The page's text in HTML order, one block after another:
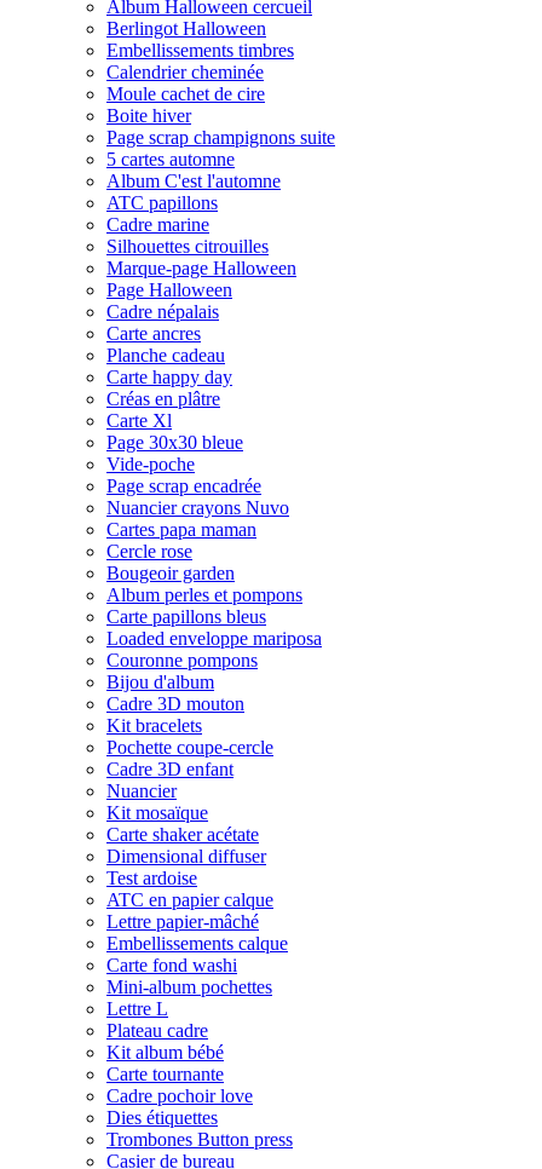
Album Halloween cercueil
Berlingot Halloween
Embellissements timbres
Calendrier cheminée
Moule cachet de cire
Boite hiver
Page scrap champignons suite
5 cartes automne
Album C'est l'automne
ATC papillons
Cadre marine
Silhouettes citrouilles
Marque-page Halloween
Page Halloween
Cadre népalais
Carte ancres
Planche cadeau
Carte happy day
Créas en plâtre
Carte Xl
Page 30x30 bleue
Vide-poche
Page scrap encadrée
Nuancier crayons Nuvo
Cartes papa maman
Cercle rose
Bougeoir garden
Album perles et pompons
Carte papillons bleus
Loaded enveloppe mariposa
Couronne pompons
Bijou d'album
Cadre 3D mouton
Kit bracelets
Pochette coupe-cercle
Cadre 3D enfant
Nuancier
Kit mosaïque
Carte shaker acétate
Dimensional diffuser
Test ardoise
ATC en papier calque
Lettre papier-mâché
Embellissements calque
Carte fond washi
Mini-album pochettes
Lettre L
Plateau cadre
Kit album bébé
Carte tournante
Cadre pochoir love
Dies étiquettes
Trombones Button press
Casier de bureau